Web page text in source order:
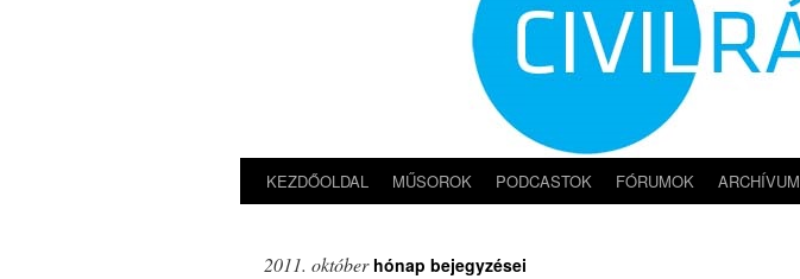
KEZDŐOLDAL MŰSOROK PODCASTOK FÓRUMOK ARCHÍVUM
2011. októberhónap bejegyzései